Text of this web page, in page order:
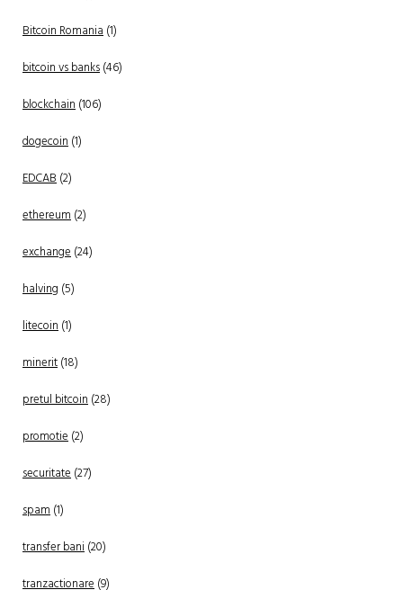
Bitcoin Romania(1)
bitcoin vs banks(46)
blockchain(106)
dogecoin(1)
EDCAB(2)
ethereum(2)
exchange(24)
halving (5)
litecoin(1)
minerit(18)
pretul bitcoin(28)
promotie(2)
securitate(27)
spam(1)
transfer bani(20)
tranzactionare(9)